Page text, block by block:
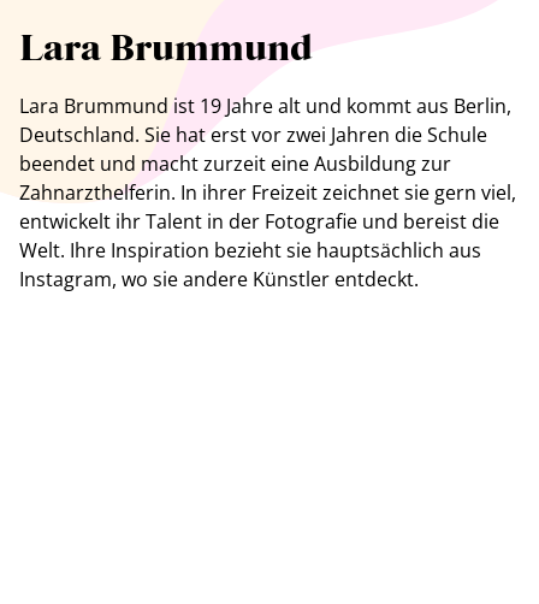
Lara Brummund
Lara Brummund ist 19 Jahre alt und kommt aus Berlin,
Deutschland. Sie hat erst vor zwei Jahren die Schule
beendet und macht zurzeit eine Ausbildung zur
Zahnarzthelferin. In ihrer Freizeit zeichnet sie gern viel,
entwickelt ihr Talent in der Fotografie und bereist die
Welt. Ihre Inspiration bezieht sie hauptsächlich aus
Instagram, wo sie andere Künstler entdeckt.